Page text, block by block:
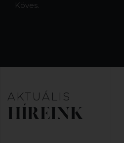
Köves.
AKTUÁLIS
HÍREINK